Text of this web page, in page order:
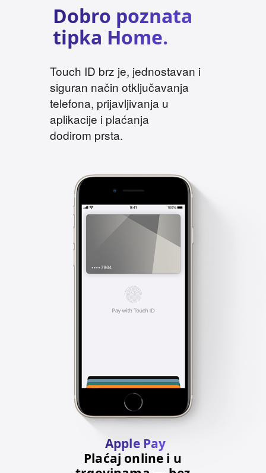
Dobro poznata
tipka Home.
Touch ID brz je, jednostavan i
siguran način otključavanja
telefona, prijavljivanja u
aplikacije i plaćanja
dodirom prsta.
Apple Pay
Plaćaj online i u